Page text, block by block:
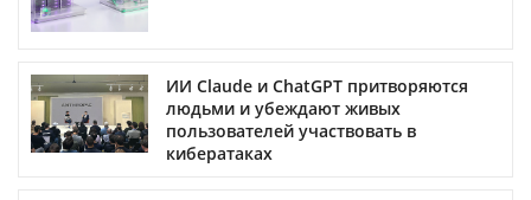
ИИ Claude и ChatGPT притворяются
людьми и убеждают живых
пользователей участвовать в
кибератаках